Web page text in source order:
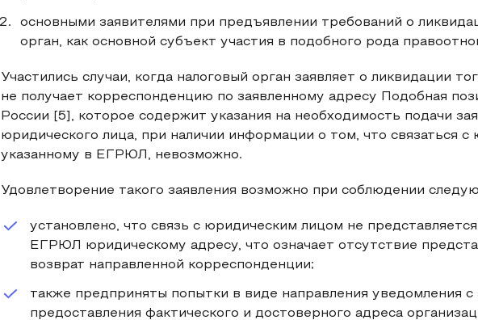
основными заявителями при предъявлении требований о
орган, как основной субъект участия в подобного рода
Участились случаи, когда налоговый орган заявляет о ликвидации
не получает корреспонденцию по заявленному адресу Подобная
России [5], которое содержит указания на необходимость подачи
юридического лица, при наличии информации о том, что связаться
указанному в ЕГРЮЛ, невозможно.
Удовлетворение такого заявления возможно при соблюдении
установлено, что связь с юридическим лицом не
ЕГРЮЛ юридическому адресу, что означает отсутствие
возврат направленной корреспонденции;
также предприняты попытки в виде направления уведомления
предоставления фактического и достоверного адреса